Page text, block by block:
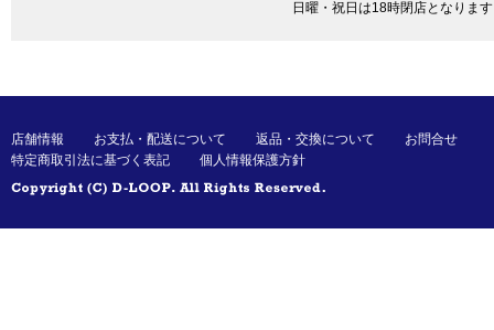
日曜・祝日は18時閉店となりま
店舗情報 お支払・配送について 返品・交換について
お問合せ
特定商取引法に基づく表記
個人情報保護方針